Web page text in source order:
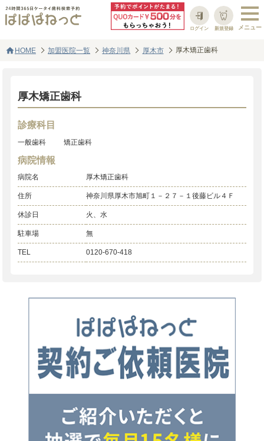
新規登録
ログイン
homeHOME 加盟医院一覧 神奈川県 厚木市 厚木矯正歯科
厚木矯正歯科
診療科目
一般歯科 矯正歯科
病院情報
病院名 厚木矯正歯科
住所 神奈川県厚木市旭町１－２７－１後藤ビル４Ｆ
休診日 火、水
駐車場 無
TEL 0120-670-418